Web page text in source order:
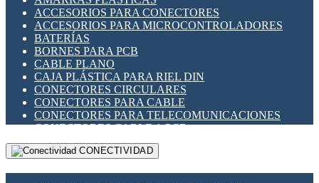
INDICADORES PARA PANEL
INTERFACES DE RELÉ
INTERRUPTORES FIN DE CARRERA
LLAVES CONMUTADORAS
MEDIDORES DE ENERGÍA Y TC'S DE CORRIENTE
MOTORES PASO A PASO
PANTALLAS HMI
PLC -CONTROLADORES LÓGICO PROGRAMABLES
PROGRAMADORES DE HORARIO
RELÉS DE PROTECCIÓN
SENSORES CAPACITIVOS
ACCESORIOS PARA CONECTORES
ACCESORIOS PARA MICROCONTROLADORES
BATERÍAS
BORNES PARA PCB
CABLE PLANO
CAJA PLÁSTICA PARA RIEL DIN
CONECTORES CIRCULARES
CONECTORES PARA CABLE
CONECTORES PARA TELECOMUNICACIONES
CONECTORES CABLE A PCB
CONECTORES PCB A CABLE
DIP SWITCHESCONECTIVIDAD